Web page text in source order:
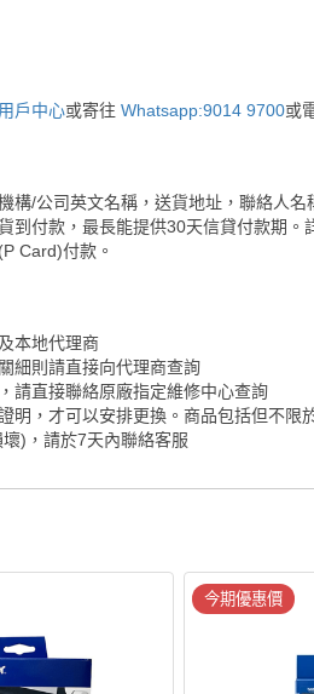
用戶中心或寄往 Whatsapp:9014 9700或
構/公司英文名稱，送貨地址，聯絡人名
付款，最長能提供30天信貸付款期。
Card)付款。
本地代理商
細則請直接向代理商查詢
請直接聯絡原廠指定維修中心查詢
，才可以安排更換。商品包括但不限
)，請於7天內聯絡客服
今期優惠價